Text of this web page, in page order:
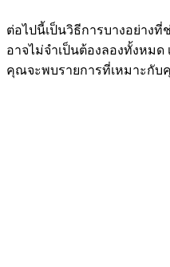
ต่อไปนี้เป็นวิธีการบางอย่าง
อาจไม่จำเป็นต้องลองทั้งหมด
คุณจะพบรายการที่เหมาะกับ